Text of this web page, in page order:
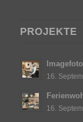
PROJEKTE
16.
16.